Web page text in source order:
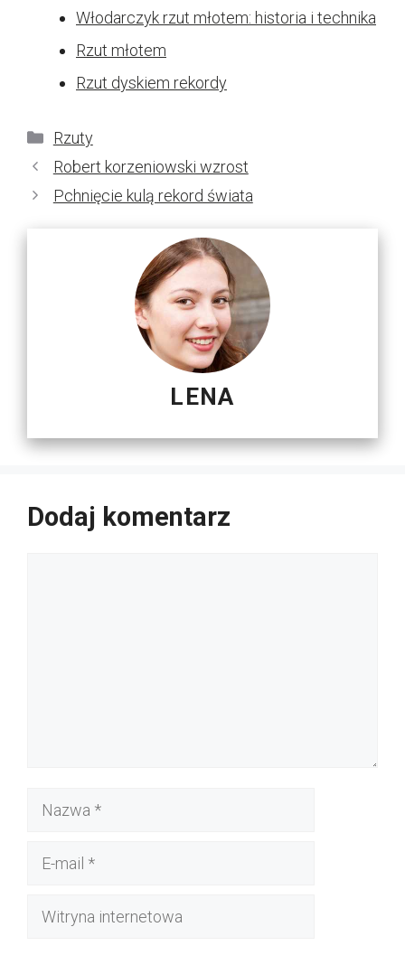
Włodarczyk rzut młotem: historia i technika
Rzut młotem
Rzut dyskiem rekordy
Kategorie
Rzuty
Robert korzeniowski wzrost
Pchnięcie kulą rekord świata
LENA
Dodaj komentarz
Nazwa
Witryna